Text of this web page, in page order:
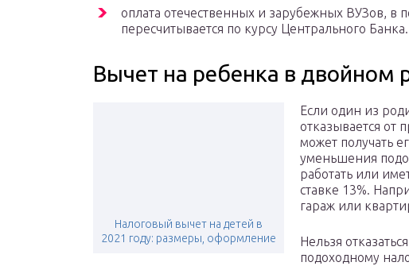
оплата отечественных и зарубежных ВУЗов, в
пересчитывается по курсу Центрального Банка.
Вычет на ребенка в двойном
Налоговый вычет на детей в
2021 году: размеры, оформление
Если один из
отказывается от
может получать
уменьшения
работать или
ставке 13%.
гараж или
Нельзя
подоходному